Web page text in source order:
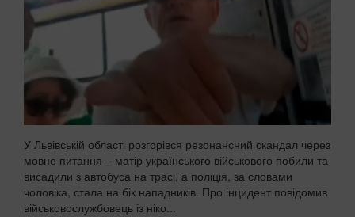
У Львівській області розгорівся резонансний скандал через
мовне питання – матір українського військового побили та
висадили з автобуса на трасі, а поліція, за словами
чоловіка, стала на бік нападників. Про інцидент повідомив
військовослужбовець із ніко...